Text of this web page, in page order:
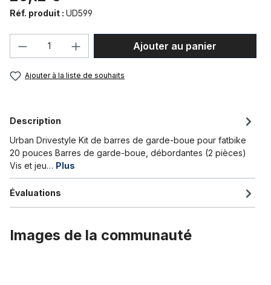
Réf. produit : UD599
Quantité de produit : Entrez la
Ajouter au panier
Ajouter à la liste de souhaits
Description
Urban Drivestyle Kit de barres de garde-boue pour fatbike
20 pouces Barres de garde-boue, débordantes (2 pièces)
Vis et jeu… Plus
Évaluations
Images de la communauté